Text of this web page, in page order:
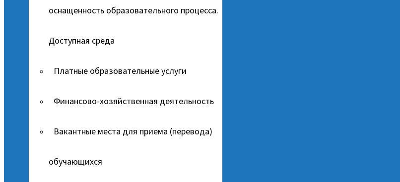
оснащенность образовательного процесса.
Доступная среда
Платные образовательные услуги
Финансово-хозяйственная деятельность
Вакантные места для приема (перевода)
обучающихся